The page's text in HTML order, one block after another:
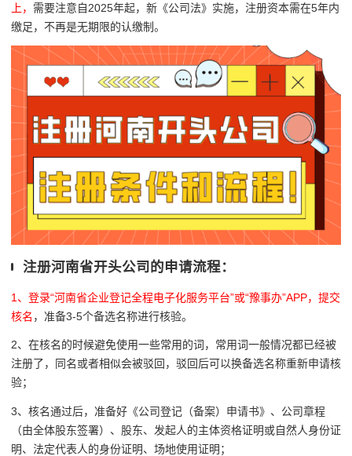
上， 需要注意自2025年起，新《公司法》实施，注册资本需在5年内
缴足，不再是无期限的认缴制。
注册河南省开头公司的申请流程：
1、登录“河南省企业登记全程电子化服务平台”或“豫事办”APP，提交
核名 ，准备3-5个备选名称进行核验。
2、在核名的时候避免使用一些常用的词，常用词一般情况都已经被
注册了，同名或者相似会被驳回，驳回后可以换备选名称重新申请核
验；
3、核名通过后，准备好《公司登记（备案）申请书》、公司章程
（由全体股东签署）、股东、发起人的主体资格证明或自然人身份证
明、法定代表人的身份证明、场地使用证明；